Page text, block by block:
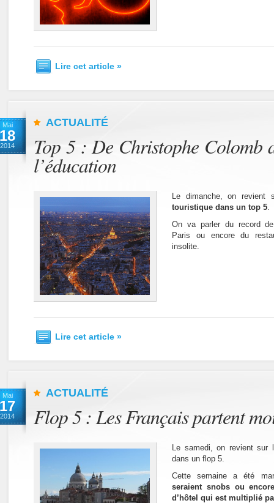
Lire cet article »
Mai
18
2014
ACTUALITÉ
Top 5 : De Christophe Colomb
l’éducation
Le dimanche, on
touristique dans un top 5.
On va parler du record
Paris ou encore du
insolite.
Lire cet article »
Mai
17
2014
ACTUALITÉ
Flop 5 : Les Français partent
Le samedi, on revient sur
dans un flop 5.
Cette semaine a été
seraient snobs ou
d’hôtel qui est multiplié